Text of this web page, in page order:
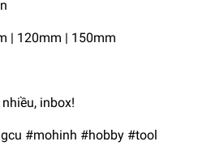
| 120mm | 150mm
inbox!
#mohinh #hobby #tool